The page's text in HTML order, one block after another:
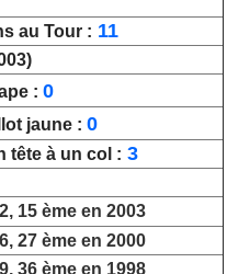
au Tour : 11
: 0
jaune : 0
tête à un col : 3
15 ème en 2003
27 ème en 2000
36 ème en 1998